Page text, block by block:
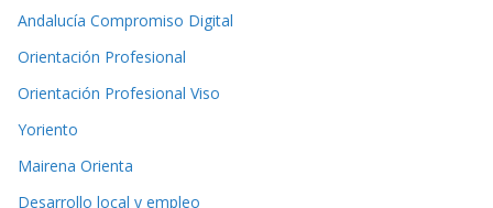
Andalucía Compromiso Digital
Orientación Profesional
Orientación Profesional Viso
Yoriento
Mairena Orienta
Desarrollo local y empleo